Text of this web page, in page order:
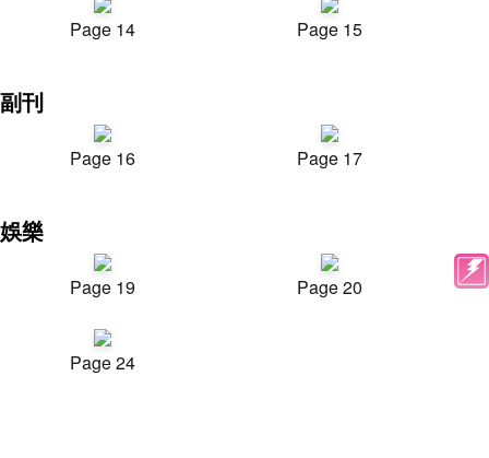
Page 14 Page 15
副刊
Page 16 Page 17
娛樂
Page 19 Page 20
Page 24